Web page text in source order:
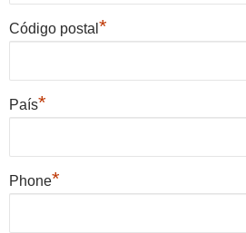
Código postal *
País*
Phone*